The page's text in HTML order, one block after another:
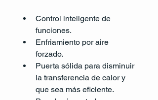
Control inteligente de
funciones.
Enfriamiento por aire
forzado.
Puerta sólida para disminuir
la transferencia de calor y
que sea más eficiente.